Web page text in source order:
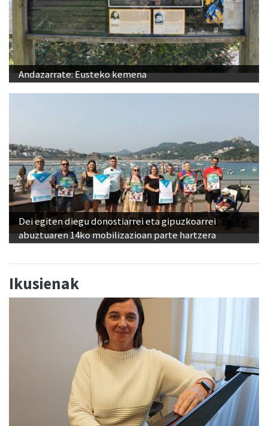
Andazarrate: Eusteko kemena
Dei egiten diegu donostiarrei eta gipuzkoarrei
abuztuaren 14ko mobilizazioan parte hartzera
Ikusienak